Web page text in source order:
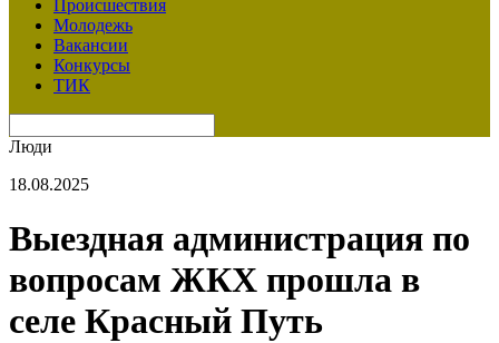
Происшествия
Молодежь
Вакансии
Конкурсы
ТИК
Люди
18.08.2025
Выездная администрация по
вопросам ЖКХ прошла в
селе Красный Путь